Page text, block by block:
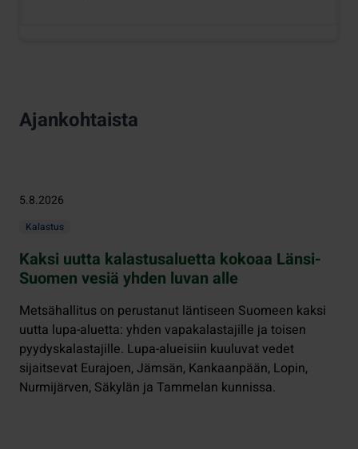
Ajankohtaista
5.8.2026
Kalastus
Kaksi uutta kalastusaluetta kokoaa Länsi-
Suomen vesiä yhden luvan alle
Metsähallitus on perustanut läntiseen Suomeen kaksi
uutta lupa-aluetta: yhden vapakalastajille ja toisen
pyydyskalastajille. Lupa-alueisiin kuuluvat vedet
sijaitsevat Eurajoen, Jämsän, Kankaanpään, Lopin,
Nurmijärven, Säkylän ja Tammelan kunnissa.